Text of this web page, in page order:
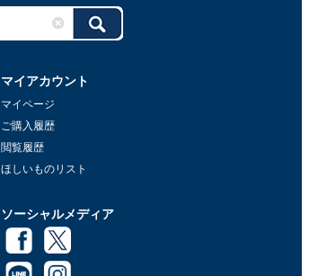
マイアカウント
マイページ
ご購入履歴
閲覧履歴
ほしいものリスト
ソーシャルメディア